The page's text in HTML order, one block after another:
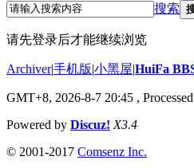
搜索
请先登录后才能继续浏览
Archiver|手机版|小黑屋|HuiFa
GMT+8, 2026-8-7 20:45 ,
Powered by Discuz! X3.4
© 2001-2017 Comsenz Inc.